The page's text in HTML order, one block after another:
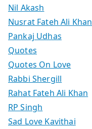
Nil Akash
Nusrat Fateh Ali Khan
Pankaj Udhas
Quotes
Quotes On Love
Rabbi Shergill
Rahat Fateh Ali Khan
RP Singh
Sad Love Kavithai